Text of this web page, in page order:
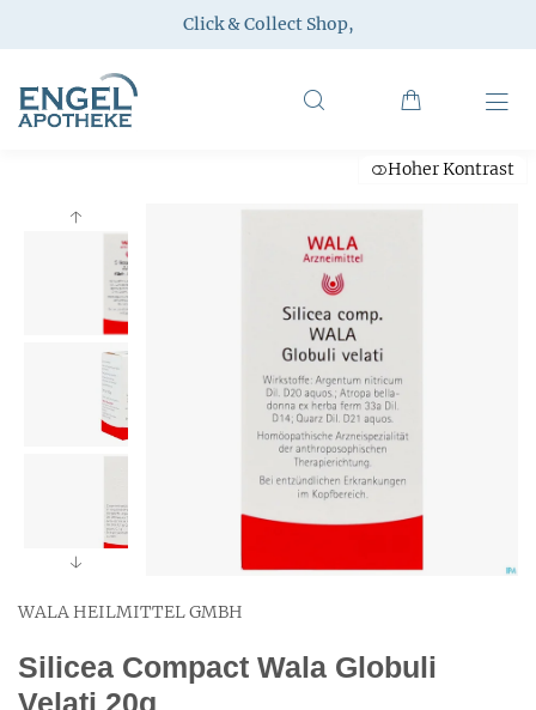
Click & Collect Shop,
Hoher Kontrast
WALA HEILMITTEL GMBH
Silicea Compact Wala Globuli
Velati 20g